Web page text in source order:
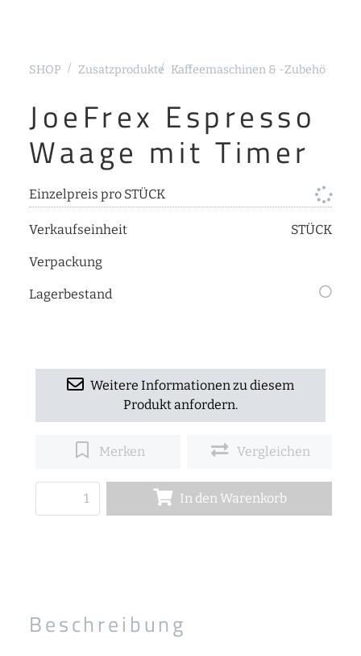
SHOP Zusatzprodukte Kaffeemaschinen & -Zubehör
JoeFrex Espresso
Waage mit Timer
Einzelpreis pro STÜCK
Verkaufseinheit STÜCK
Verpackung
Lagerbestand
Weitere Informationen zu diesem
Produkt anfordern.
Merken Vergleichen
In den Warenkorb
Beschreibung